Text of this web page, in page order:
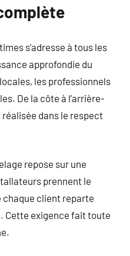
s’adresse à tous les
approfondie du
les professionnels
De la côte à l’arrière-
dans le respect
repose sur une
prennent le
chaque client reparte
Cette exigence fait toute